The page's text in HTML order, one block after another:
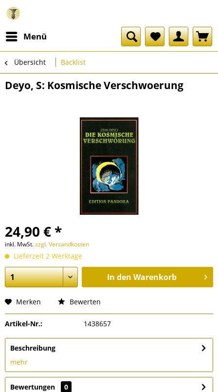
Menü
Übersicht Backlist
Deyo, S: Kosmische Verschwoerung
24,90 € *
inkl. MwSt.zzgl. Versandkosten
Lieferzeit 2 Werktage
In den Warenkorb
Merken Bewerten
Artikel-Nr.: 1438657
Beschreibung
mehr
Bewertungen
0